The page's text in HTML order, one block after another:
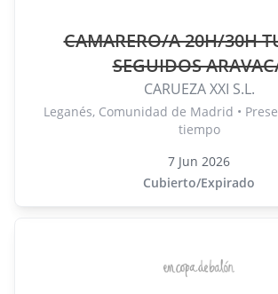
CAMARERO/A 20H/30H
SEGUIDOS
CARUEZA XXI S.L.
Leganés, Comunidad de Madrid •
tiempo
7 Jun 2026
Cubierto/Expirado